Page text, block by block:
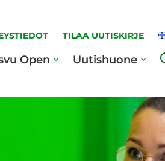
TILAA UUTISKIRJE
Open Uutishuone